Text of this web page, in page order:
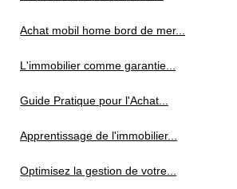
Achat mobil home bord de mer...
L'immobilier comme garantie...
Guide Pratique pour l'Achat...
Apprentissage de l'immobilier...
Optimisez la gestion de votre...